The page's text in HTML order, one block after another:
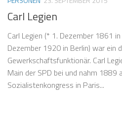
Carl Legien
Carl Legien (* 1. Dezember 1861
Dezember 1920 in Berlin) war ein
Gewerkschaftsfunktionär. Carl
Main der SPD bei und nahm 1889
Sozialistenkongress in Paris...